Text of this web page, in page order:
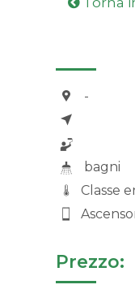
-
bagni
Classe
Prezzo: